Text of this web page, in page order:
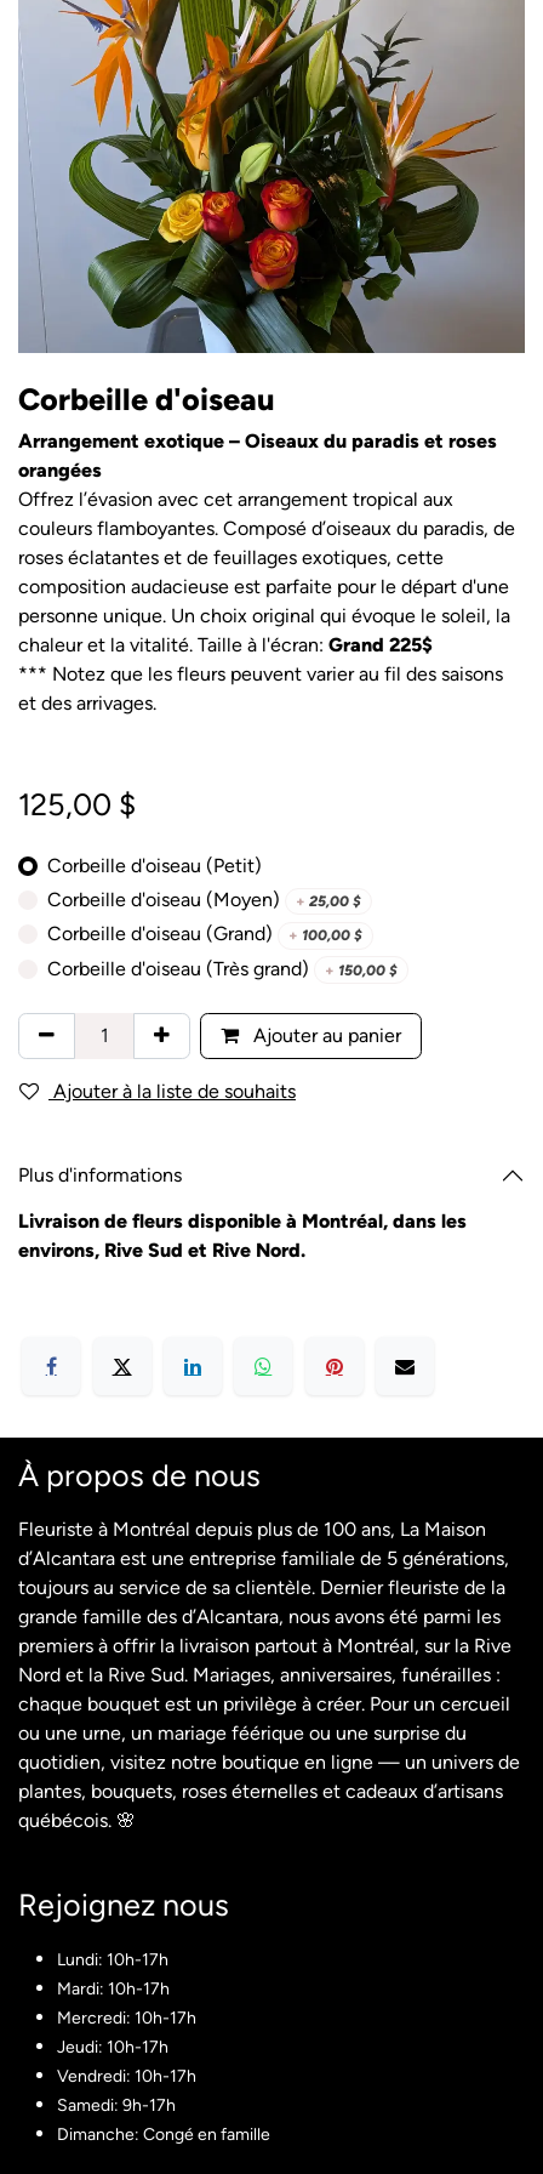
Corbeille d'oiseau
Arrangement exotique – Oiseaux du paradis et roses
orangées
Offrez l’évasion avec cet arrangement tropical aux
couleurs flamboyantes. Composé d’oiseaux du paradis, de
roses éclatantes et de feuillages exotiques, cette
composition audacieuse est parfaite pour le départ d'une
personne unique. Un choix original qui évoque le soleil, la
chaleur et la vitalité. Taille à l'écran: Grand 225$
*** Notez que les fleurs peuvent varier au fil des saisons
et des arrivages.
125,00 $
Corbeille d'oiseau (Petit)
Corbeille d'oiseau (Moyen)
+ 25,00$
Corbeille d'oiseau (Grand) + 100,00$
Corbeille d'oiseau (Très grand) + 150,00$
Ajouter au panier
Ajouter à la liste de souhaits
Plus d'informations
Livraison de fleurs disponible à Montréal, dans les
environs, Rive Sud et Rive Nord.
À propos de nous
Fleuriste à Montréal depuis plus de 100 ans, La Maison
d’Alcantara est une entreprise familiale de 5 générations,
toujours au service de sa clientèle. Dernier fleuriste de la
grande famille des d’Alcantara, nous avons été parmi les
premiers à offrir la livraison partout à Montréal, sur la Rive
Nord et la Rive Sud. Mariages, anniversaires, funérailles :
chaque bouquet est un privilège à créer. Pour un cercueil
ou une urne, un mariage féérique ou une surprise du
quotidien, visitez notre boutique en ligne — un univers de
plantes, bouquets, roses éternelles et cadeaux d’artisans
québécois. 🌸
Rejoignez nous​
Lundi: 10h-17h
Mardi: 10h-17h
Mercredi: 10h-17h
Jeudi: 10h-17h
Vendredi: 10h-17h
Samedi: 9h-17h
Dimanche: Congé en famille